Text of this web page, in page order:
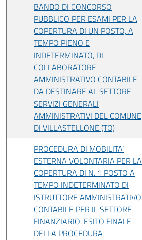
BANDO DI CONCORSO
PUBBLICO PER ESAMI PER LA
COPERTURA DI UN POSTO, A
TEMPO PIENO E
INDETERMINATO, DI
COLLABORATORE
AMMINISTRATIVO CONTABILE
DA DESTINARE AL SETTORE
SERVIZI GENERALI
AMMINISTRATIVI DEL COMUNE
DI VILLASTELLONE (TO)
PROCEDURA DI MOBILITA’
ESTERNA VOLONTARIA PER LA
COPERTURA DI N. 1 POSTO A
TEMPO INDETERMINATO DI
ISTRUTTORE AMMINISTRATIVO
CONTABILE PER IL SETTORE
FINANZIARIO. ESITO FINALE
DELLA PROCEDURA